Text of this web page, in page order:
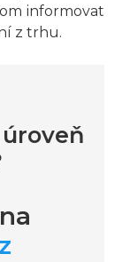
informovat
z trhu.